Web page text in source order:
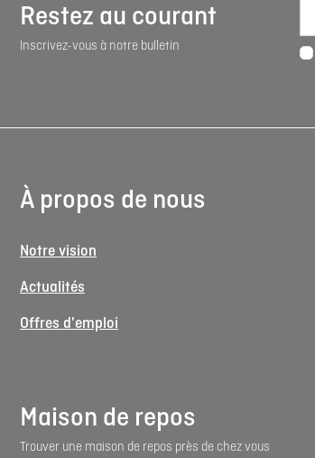
Restez au courant
Inscrivez-vous à notre bulletin
À propos de nous
Notre vision
Actualités
Offres d'emploi
Maison de repos
Trouver une maison de repos près de chez vous